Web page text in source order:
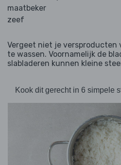
maatbeker
zeef
Vergeet niet je versproducten
te wassen. Voornamelijk de
slabladeren kunnen kleine
Kook dit gerecht in 6 simpele